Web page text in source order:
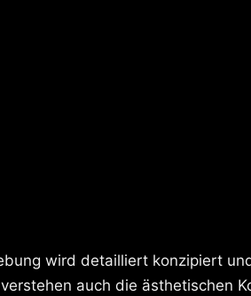
wird detailliert konzipiert
auch die ästhetischen